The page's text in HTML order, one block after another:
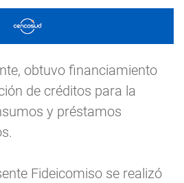
obtuvo financiamiento
de créditos para la
y préstamos
Fideicomiso se realizó